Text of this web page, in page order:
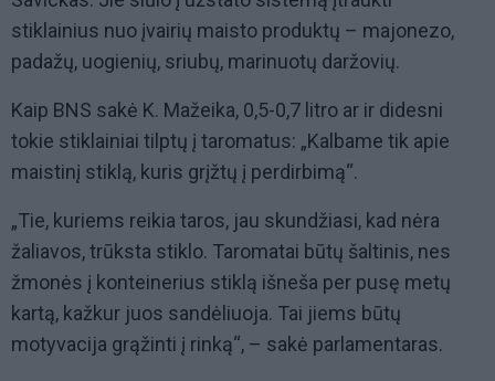
stiklainius nuo įvairių maisto produktų – majonezo,
padažų, uogienių, sriubų, marinuotų daržovių.
Kaip BNS sakė K. Mažeika, 0,5-0,7 litro ar ir didesni
tokie stiklainiai tilptų į taromatus: „Kalbame tik apie
maistinį stiklą, kuris grįžtų į perdirbimą“.
„Tie, kuriems reikia taros, jau skundžiasi, kad nėra
žaliavos, trūksta stiklo. Taromatai būtų šaltinis, nes
žmonės į konteinerius stiklą išneša per pusę metų
kartą, kažkur juos sandėliuoja. Tai jiems būtų
motyvacija grąžinti į rinką“, – sakė parlamentaras.